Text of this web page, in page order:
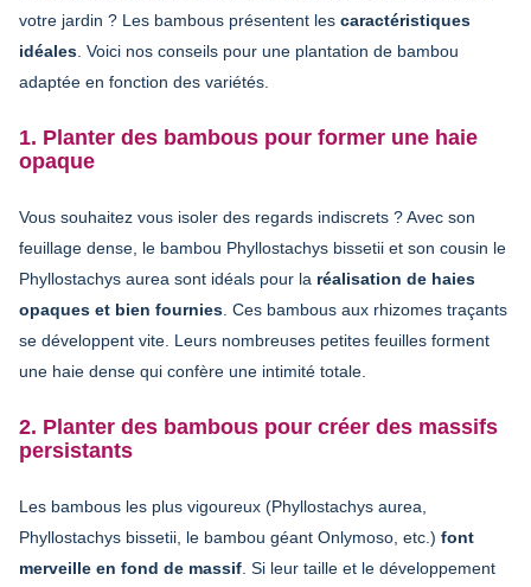
votre jardin ? Les bambous présentent les caractéristiques
idéales . Voici nos conseils pour une plantation de bambou
adaptée en fonction des variétés.
1. Planter des bambous pour former une haie
opaque
Vous souhaitez vous isoler des regards indiscrets ? Avec son
feuillage dense, le bambou Phyllostachys bissetii et son cousin le
Phyllostachys aurea sont idéals pour la réalisation de haies
opaques et bien fournies . Ces bambous aux rhizomes traçants
se développent vite. Leurs nombreuses petites feuilles forment
une haie dense qui confère une intimité totale.
2. Planter des bambous pour créer des massifs
persistants
Les bambous les plus vigoureux (Phyllostachys aurea,
Phyllostachys bissetii, le bambou géant Onlymoso, etc.) font
merveille en fond de massif . Si leur taille et le développement